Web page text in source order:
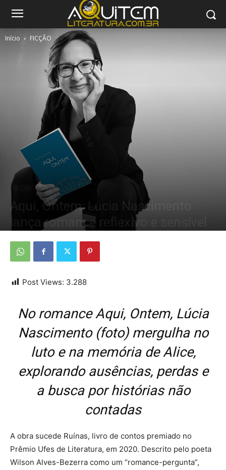
Início FICÇÃO
Aqui, Ontem: Lúcia Nascimento
lança romance reflexivo e sensível
Post Views: 3.288
No romance Aqui, Ontem, Lúcia
Nascimento (foto) mergulha no
luto e na memória de Alice,
explorando ausências, perdas e
a busca por histórias não
contadas
A obra sucede Ruínas, livro de contos premiado no
Prêmio Ufes de Literatura, em 2020. Descrito pelo poeta
Wilson Alves-Bezerra como um “romance-pergunta”,